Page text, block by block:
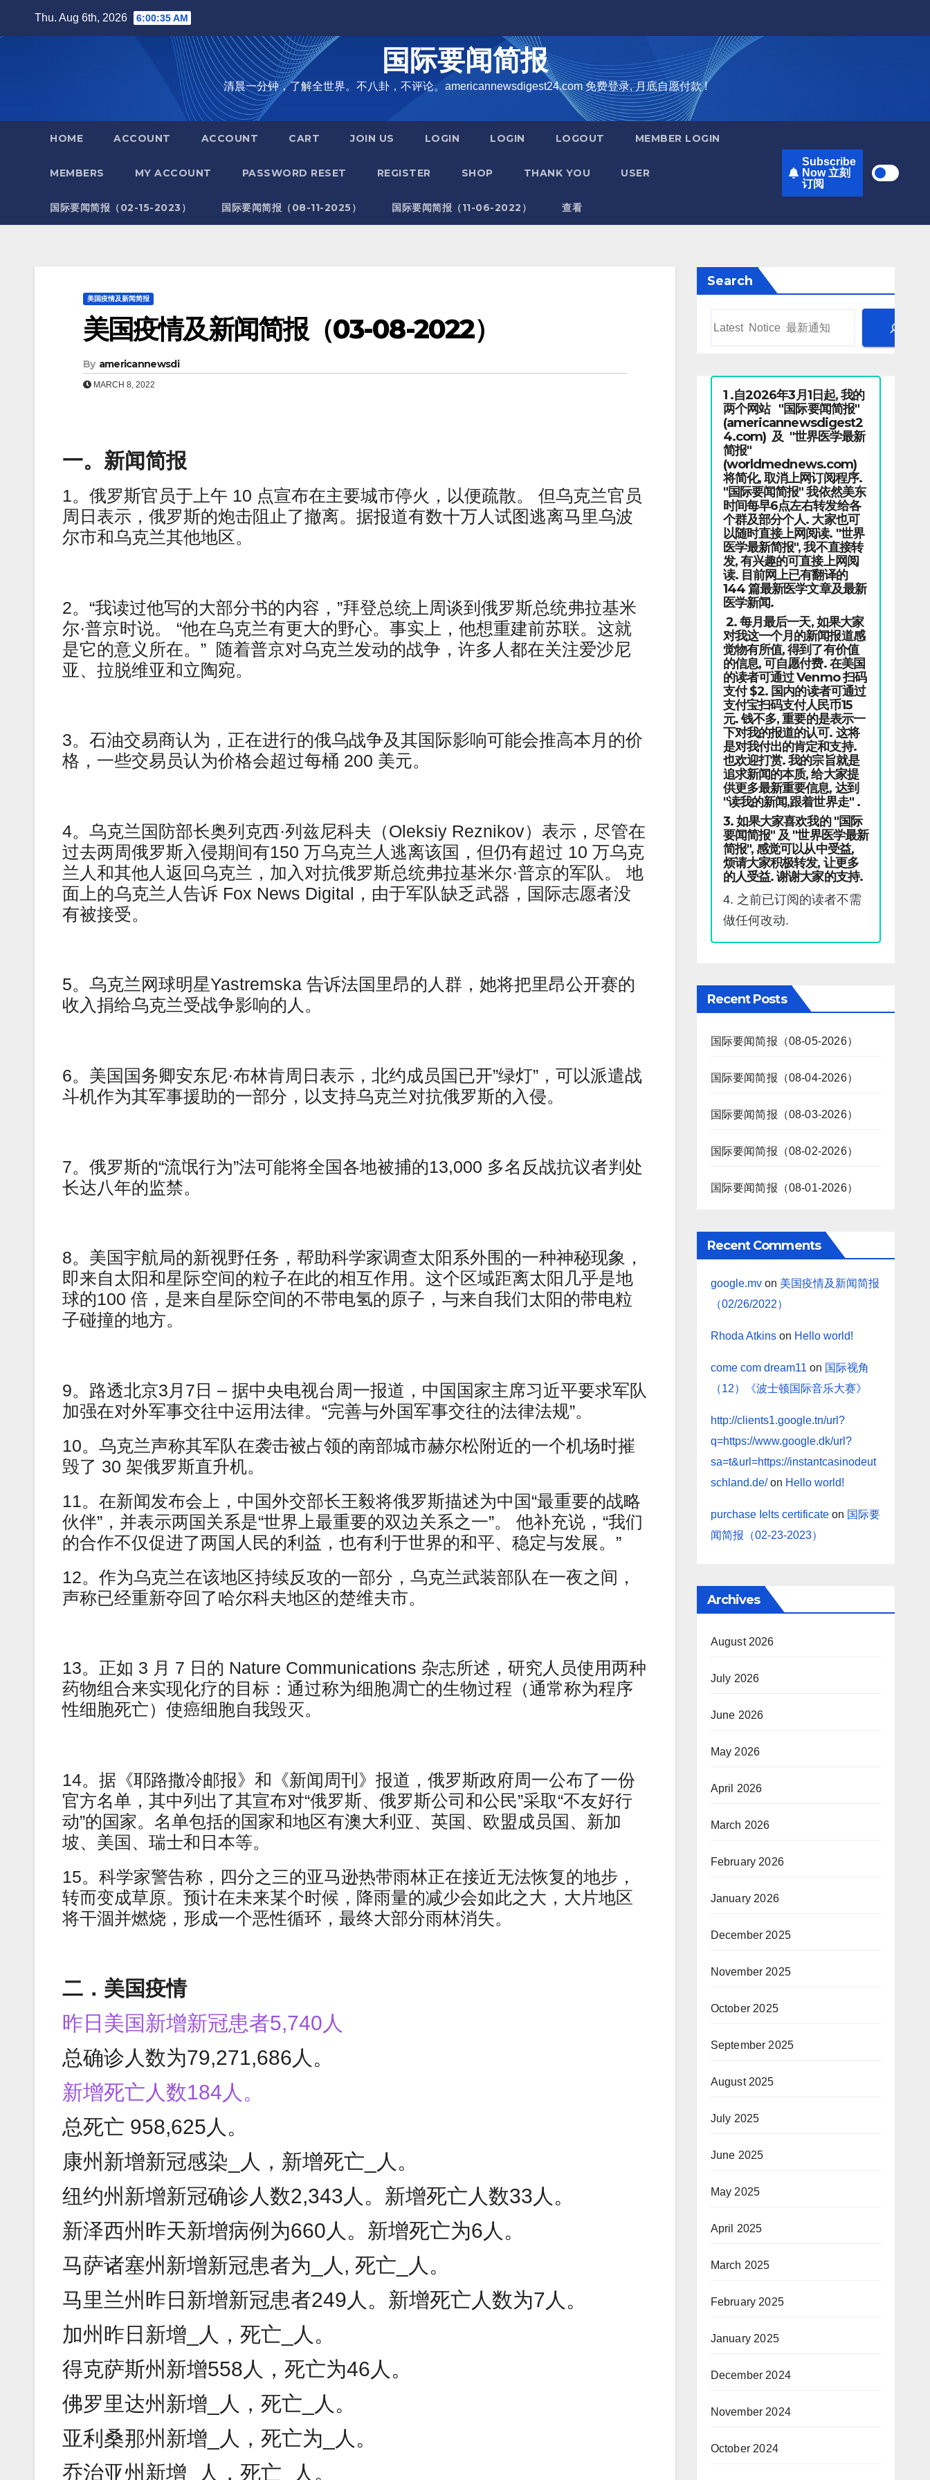
Thu. Aug 6th, 2026 6:00:36 AM
国际要闻简报
清晨一分钟，了解全世界。不八卦，不评论。americannewsdigest24.com 免费登录, 月底自愿付款 !
HOME ACCOUNT ACCOUNT CART JOIN US LOGIN LOGIN LOGOUT MEMBER LOGIN
MEMBERS MY ACCOUNT PASSWORD RESET REGISTER SHOP THANK YOU USER
国际要闻简报（02-15-2023） 国际要闻简报（08-11-2025） 国际要闻简报（11-06-2022） 查看
Subscribe
Now 立刻
订阅
美国疫情及新闻简报
美国疫情及新闻简报（03-08-2022）
By americannewsdi
MARCH 8, 2022
一。新闻简报
1。俄罗斯官员于上午 10 点宣布在主要城市停火，以便疏散。 但乌克兰官员
周日表示，俄罗斯的炮击阻止了撤离。据报道有数十万人试图逃离马里乌波
尔市和乌克兰其他地区。
2。“我读过他写的大部分书的内容，”拜登总统上周谈到俄罗斯总统弗拉基米
尔·普京时说。 “他在乌克兰有更大的野心。事实上，他想重建前苏联。这就
是它的意义所在。” 随着普京对乌克兰发动的战争，许多人都在关注爱沙尼
亚、拉脱维亚和立陶宛。
3。石油交易商认为，正在进行的俄乌战争及其国际影响可能会推高本月的价
格，一些交易员认为价格会超过每桶 200 美元。
4。乌克兰国防部长奥列克西·列兹尼科夫（Oleksiy Reznikov）表示，尽管在
过去两周俄罗斯入侵期间有150 万乌克兰人逃离该国，但仍有超过 10 万乌克
兰人和其他人返回乌克兰，加入对抗俄罗斯总统弗拉基米尔·普京的军队。 地
面上的乌克兰人告诉 Fox News Digital，由于军队缺乏武器，国际志愿者没
有被接受。
5。乌克兰网球明星Yastremska 告诉法国里昂的人群，她将把里昂公开赛的
收入捐给乌克兰受战争影响的人。
6。美国国务卿安东尼·布林肯周日表示，北约成员国已开”绿灯”，可以派遣战
斗机作为其军事援助的一部分，以支持乌克兰对抗俄罗斯的入侵。
7。俄罗斯的“流氓行为”法可能将全国各地被捕的13,000 多名反战抗议者判处
长达八年的监禁。
8。美国宇航局的新视野任务，帮助科学家调查太阳系外围的一种神秘现象，
即来自太阳和星际空间的粒子在此的相互作用。这个区域距离太阳几乎是地
球的100 倍，是来自星际空间的不带电氢的原子，与来自我们太阳的带电粒
子碰撞的地方。
9。路透北京3月7日 – 据中央电视台周一报道，中国国家主席习近平要求军队
加强在对外军事交往中运用法律。“完善与外国军事交往的法律法规”。
10。乌克兰声称其军队在袭击被占领的南部城市赫尔松附近的一个机场时摧
毁了 30 架俄罗斯直升机。
11。在新闻发布会上，中国外交部长王毅将俄罗斯描述为中国“最重要的战略
伙伴”，并表示两国关系是“世界上最重要的双边关系之一”。 他补充说，“我们
的合作不仅促进了两国人民的利益，也有利于世界的和平、稳定与发展。”
12。作为乌克兰在该地区持续反攻的一部分，乌克兰武装部队在一夜之间，
声称已经重新夺回了哈尔科夫地区的楚维夫市。
13。正如 3 月 7 日的 Nature Communications 杂志所述，研究人员使用两种
药物组合来实现化疗的目标：通过称为细胞凋亡的生物过程（通常称为程序
性细胞死亡）使癌细胞自我毁灭。
14。据《耶路撒冷邮报》和《新闻周刊》报道，俄罗斯政府周一公布了一份
官方名单，其中列出了其宣布对“俄罗斯、俄罗斯公司和公民”采取“不友好行
动”的国家。名单包括的国家和地区有澳大利亚、英国、欧盟成员国、新加
坡、美国、瑞士和日本等。
15。科学家警告称，四分之三的亚马逊热带雨林正在接近无法恢复的地步，
转而变成草原。预计在未来某个时候，降雨量的减少会如此之大，大片地区
将干涸并燃烧，形成一个恶性循环，最终大部分雨林消失。
二．美国疫情
昨日美国新增新冠患者5,740人
总确诊人数为79,271,686人。
新增死亡人数184人。
总死亡 958,625人。
康州新增新冠感染_人，新增死亡_人。
纽约州新增新冠确诊人数2,343人。新增死亡人数33人。
新泽西州昨天新增病例为660人。新增死亡为6人。
马萨诸塞州新增新冠患者为_人, 死亡_人。
马里兰州昨日新增新冠患者249人。新增死亡人数为7人。
加州昨日新增_人，死亡_人。
得克萨斯州新增558人，死亡为46人。
佛罗里达州新增_人，死亡_人。
亚利桑那州新增_人，死亡为_人。
乔治亚州新增_人，死亡_人。
Search
1 .自2026年3月1日起, 我的
两个网站 "国际要闻简报"
(americannewsdigest2
4.com) 及 "世界医学最新
简报"
(worldmednews.com)
将简化, 取消上网订阅程序.
"国际要闻简报" 我依然美东
时间每早6点左右转发给各
个群及部分个人. 大家也可
以随时直接上网阅读. "世界
医学最新简报", 我不直接转
发, 有兴趣的可直接上网阅
读. 目前网上已有翻译的
144 篇最新医学文章及最新
医学新闻.
2. 每月最后一天, 如果大家
对我这一个月的新闻报道感
觉物有所值, 得到了有价值
的信息, 可自愿付费. 在美国
的读者可通过 Venmo 扫码
支付 $2. 国内的读者可通过
支付宝扫码支付人民币15
元. 钱不多, 重要的是表示一
下对我的报道的认可. 这将
是对我付出的肯定和支持.
也欢迎打赏. 我的宗旨就是
追求新闻的本质, 给大家提
供更多最新重要信息, 达到
"读我的新闻,跟着世界走" .
3. 如果大家喜欢我的 "国际
要闻简报" 及 "世界医学最新
简报", 感觉可以从中受益,
烦请大家积极转发, 让更多
的人受益. 谢谢大家的支持.
4. 之前已订阅的读者不需
做任何改动.
Recent Posts
国际要闻简报（08-05-2026）
国际要闻简报（08-04-2026）
国际要闻简报（08-03-2026）
国际要闻简报（08-02-2026）
国际要闻简报（08-01-2026）
Recent Comments
google.mvon 美国疫情及新闻简报
（02/26/2022）
Rhoda Atkinson Hello world!
come com dream11 on 国际视角
（12）《波士顿国际音乐大赛》
http://clients1.google.tn/url?
q=https://www.google.dk/url?
sa=t&url=https://instantcasinodeut
schland.de/on Hello world!
purchase Ielts certificateon 国际要
闻简报（02-23-2023）
Archives
August 2026
July 2026
June 2026
May 2026
April 2026
March 2026
February 2026
January 2026
December 2025
November 2025
October 2025
September 2025
August 2025
July 2025
June 2025
May 2025
April 2025
March 2025
February 2025
January 2025
December 2024
November 2024
October 2024